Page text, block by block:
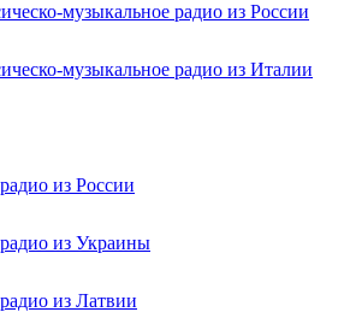
музыкальное радио из России
музыкальное радио из Италии
из России
из Украины
из Латвии